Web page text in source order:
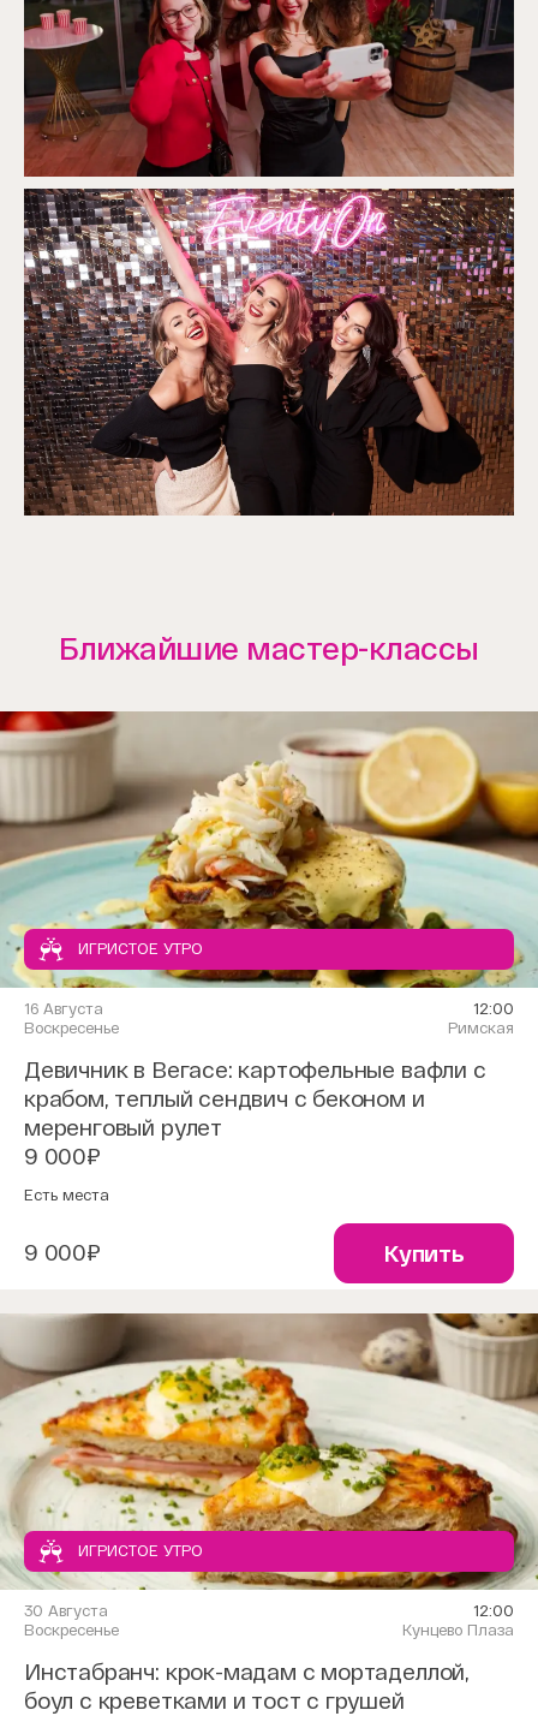
Ближайшие мастер-классы
ИГРИСТОЕ УТРО
16 Августа
Воскресенье
12:00
Римская
Девичник в Вегасе: картофельные вафли с
крабом, теплый сендвич с беконом и
меренговый рулет
9 000₽
Есть места
9 000₽ Купить
ИГРИСТОЕ УТРО
30 Августа
Воскресенье
12:00
Кунцево Плаза
Инстабранч: крок-мадам с мортаделлой,
боул с креветками и тост с грушей